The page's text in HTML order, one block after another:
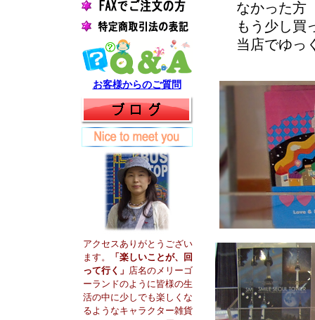
お客様からのご質問
アクセスありがとうござい
ます。
「楽しいことが、回
って行く」 店名のメリーゴ
ーランドのように皆様の生
活の中に少しでも楽しくな
るようなキャラクター雑貨
なかった方
もう少し買
当店でゆっ